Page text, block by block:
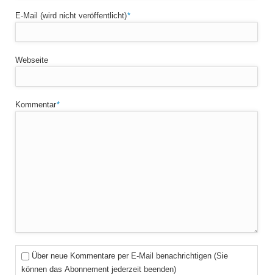
Pflichtfeld
E-Mail (wird nicht veröffentlicht)*
Webseite
Pflichtfeld
Kommentar*
Über neue Kommentare per E-Mail benachrichtigen (Sie
können das Abonnement jederzeit beenden)